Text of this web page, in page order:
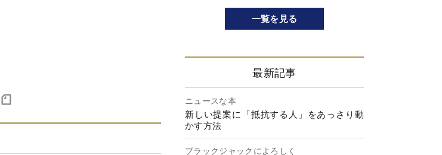
一覧を見る
最新記事
ニュースな本
新しい提案に「抵抗する人」をあっさり動
かす方法
ブラックジャックによろしく